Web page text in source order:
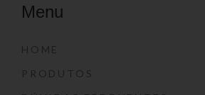
Menu
HOME
PRODUTOS